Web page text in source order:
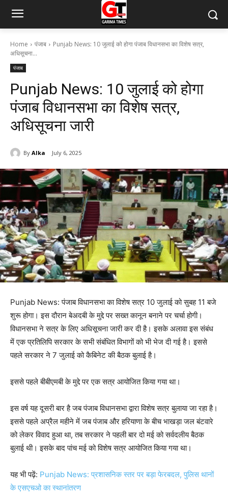
Home पंजाब
Punjab News: 10 जुलाई को होगा पंजाब विधानसभा का विशेष सत्र,
अधिसूचना...
पंजाब
Punjab News: 10 जुलाई को होगा
पंजाब विधानसभा का विशेष सत्र,
अधिसूचना जारी
By Alka July 6, 2025
Punjab News: पंजाब विधानसभा का विशेष सत्र 10 जुलाई को सुबह 11 बजे
शुरू होगा। इस दौरान बेअदबी के मुद्दे पर सख्त कानून बनाने पर चर्चा होगी।
विधानसभा ने सत्र के लिए अधिसूचना जारी कर दी है। इसके अलावा इस संबंध
में एक प्रतिलिपि सरकार के सभी संबंधित विभागों को भी भेज दी गई है। इससे
पहले सरकार ने 7 जुलाई को कैबिनेट की बैठक बुलाई है।
इससे पहले बीबीएमबी के मुद्दे पर एक सत्र आयोजित किया गया था।
इस वर्ष यह दूसरी बार है जब पंजाब विधानसभा द्वारा विशेष सत्र बुलाया जा रहा है।
इससे पहले अप्रैल महीने में जब पंजाब और हरियाणा के बीच भाखड़ा जल बंटवारे
को लेकर विवाद हुआ था, तब सरकार ने पहली बार दो मई को सर्वदलीय बैठक
बुलाई थी। इसके बाद पांच मई को विशेष सत्र आयोजित किया गया था।
यह भी पढ़ें: Punjab News: प्रशासनिक स्तर पर बड़ा फेरबदल, पुलिस थानों
के एसएचओ का स्थानांतरण